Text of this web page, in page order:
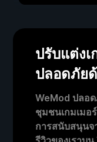
ปรับแต่ง
ปลอดภัย
WeMod ปลอ
ชุมชนเกมเมอ
การสนับสนุนจ